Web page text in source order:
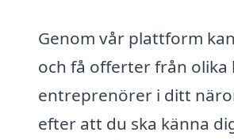
Genom vår plattform
och få offerter från olika
entreprenörer i ditt
efter att du ska känna